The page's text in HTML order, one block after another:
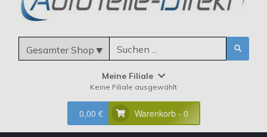
Gesamter Shop
Meine Filiale
Keine Filiale ausgewählt
0,00 € Warenkorb - 0